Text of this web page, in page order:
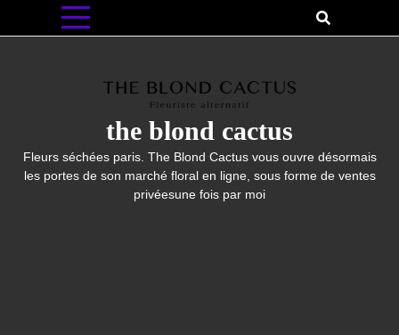
the blond cactus
Fleurs séchées paris. The Blond Cactus vous ouvre désormais
les portes de son marché floral en ligne, sous forme de ventes
privéesune fois par moi